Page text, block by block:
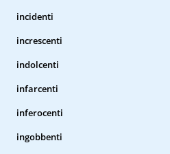
incidenti
increscenti
indolcenti
infarcenti
inferocenti
ingobbenti